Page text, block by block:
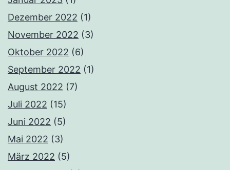
Dezember 2022 (1)
November 2022 (3)
Oktober 2022 (6)
September 2022 (1)
August 2022 (7)
Juli 2022 (15)
Juni 2022 (5)
Mai 2022 (3)
März 2022 (5)